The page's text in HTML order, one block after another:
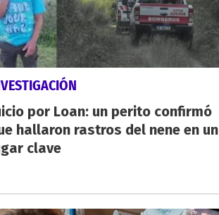
por Loan: un perito confirmó
hallaron rastros del nene en un
clave